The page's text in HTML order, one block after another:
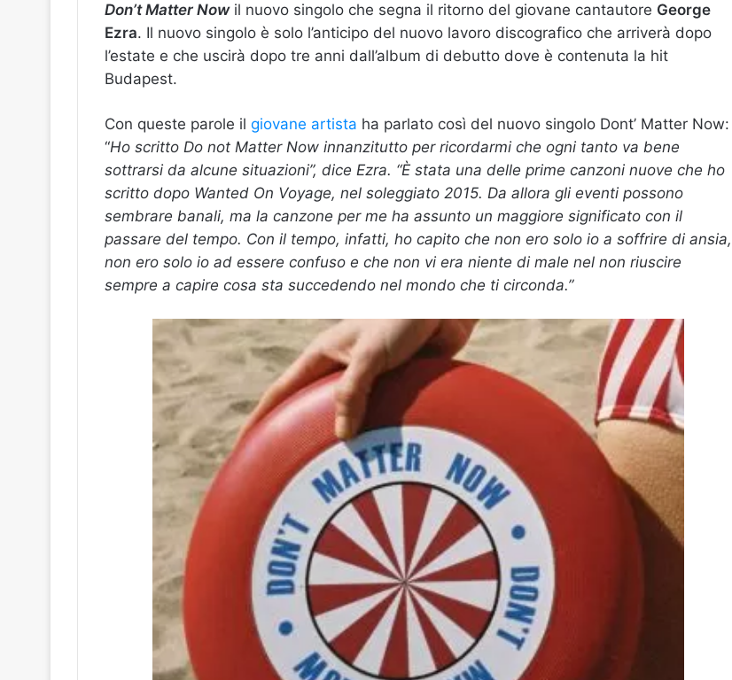
Don’t Matter Now il nuovo singolo che segna il ritorno del giovane cantautore George
Ezra. Il nuovo singolo è solo l’anticipo del nuovo lavoro discografico che arriverà dopo
l’estate e che uscirà dopo tre anni dall’album di debutto dove è contenuta la hit
Budapest.
Con queste parole il giovane artista ha parlato così del nuovo singolo Dont’ Matter Now:
“Ho scritto Do not Matter Now innanzitutto per ricordarmi che ogni tanto va bene
sottrarsi da alcune situazioni”, dice Ezra. “È stata una delle prime canzoni nuove che ho
scritto dopo Wanted On Voyage, nel soleggiato 2015. Da allora gli eventi possono
sembrare banali, ma la canzone per me ha assunto un maggiore significato con il
passare del tempo. Con il tempo, infatti, ho capito che non ero solo io a soffrire di ansia,
non ero solo io ad essere confuso e che non vi era niente di male nel non riuscire
sempre a capire cosa sta succedendo nel mondo che ti circonda.”